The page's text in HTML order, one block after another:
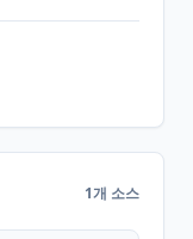
1개 소스